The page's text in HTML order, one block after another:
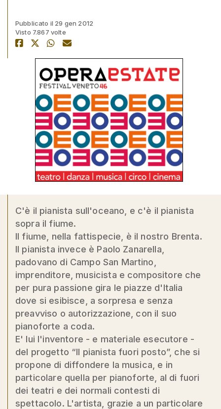
Pubblicato il 29 gen 2012
Visto 7.867 volte
C'è il pianista sull'oceano, e c'è il pianista
sopra il fiume.
Il fiume, nella fattispecie, è il nostro Brenta.
Il pianista invece è Paolo Zanarella,
padovano di Campo San Martino,
imprenditore, musicista e compositore che
per pura passione gira le piazze d'Italia
dove si esibisce, a sorpresa e senza
preavviso o autorizzazione, con il suo
pianoforte a coda.
E' lui l'inventore - e materiale esecutore -
del progetto “Il pianista fuori posto”, che si
propone di diffondere la musica, e in
particolare quella per pianoforte, al di fuori
dei teatri e dei normali contesti di
spettacolo. L'artista, grazie a un particolare